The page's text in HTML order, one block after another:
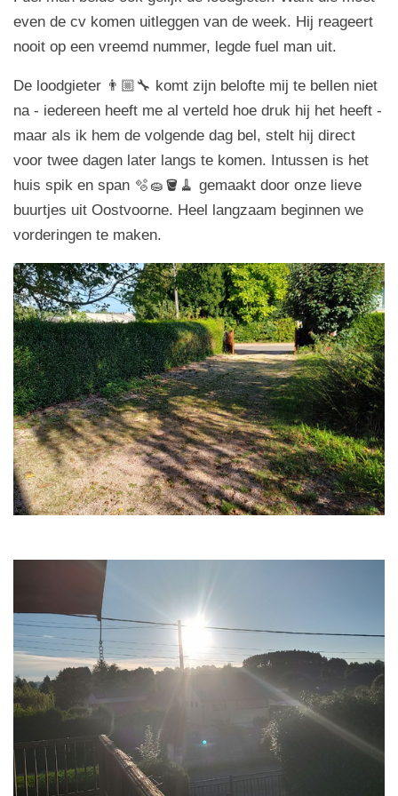
even de cv komen uitleggen van de week. Hij reageert
nooit op een vreemd nummer, legde fuel man uit.
De loodgieter 👨🏼‍🔧 komt zijn belofte mij te bellen niet
na - iedereen heeft me al verteld hoe druk hij het heeft -
maar als ik hem de volgende dag bel, stelt hij direct
voor twee dagen later langs te komen. Intussen is het
huis spik en span 🫧🧽🪣🧹 gemaakt door onze lieve
buurtjes uit Oostvoorne. Heel langzaam beginnen we
vorderingen te maken.